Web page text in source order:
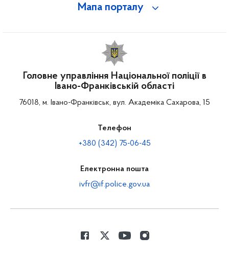
Мапа порталу
Головне управління Національної поліції в
Івано-Франківській області
76018, м. Івано-Франківськ, вул. Академіка Сахарова, 15
Телефон
+380 (342) 75-06-45
Електронна пошта
ivfr@if.police.gov.ua